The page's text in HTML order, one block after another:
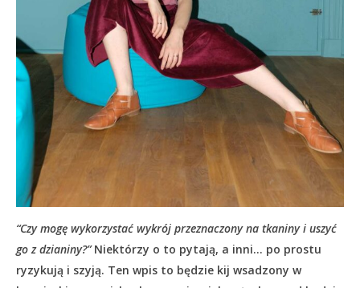
“Czy mogę wykorzystać wykrój przeznaczony na tkaniny i uszyć
go z dzianiny?”Niektórzy o to pytają, a inni… po prostu
ryzykują i szyją. Ten wpis to będzie kij wsadzony w